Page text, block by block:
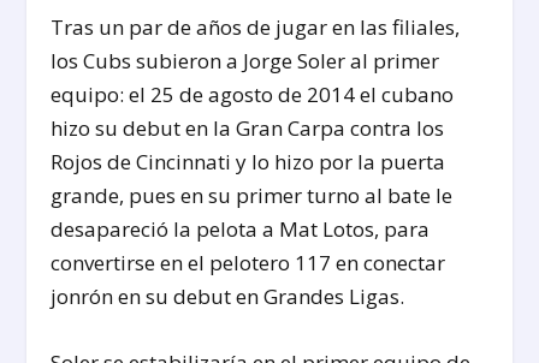
Tras un par de años de jugar en las filiales,
los Cubs subieron a Jorge Soler al primer
equipo: el 25 de agosto de 2014 el cubano
hizo su debut en la Gran Carpa contra los
Rojos de Cincinnati y lo hizo por la puerta
grande, pues en su primer turno al bate le
desapareció la pelota a Mat Lotos, para
convertirse en el pelotero 117 en conectar
jonrón en su debut en Grandes Ligas.